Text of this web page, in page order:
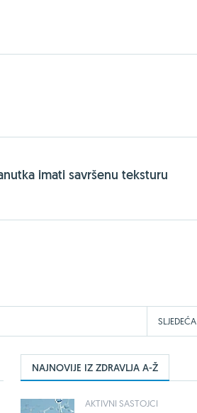
imati savršenu teksturu
SLJEDEĆA
NAJNOVIJE IZ ZDRAVLJA A-Ž
AKTIVNI SASTOJCI